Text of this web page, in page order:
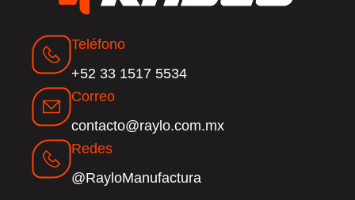
Teléfono
+52 33 1517 5534
Correo
contacto@raylo.com.mx
Redes
@RayloManufactura